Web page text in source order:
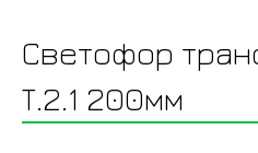
Светофор
Т.2.1 200мм